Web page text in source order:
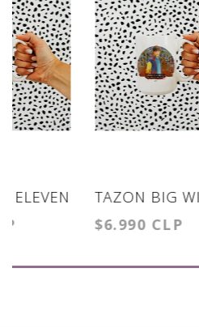
TAZÓN BIG MAX
$6.990 CLP